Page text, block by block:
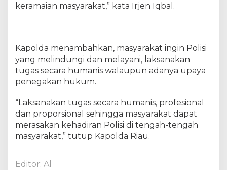
keramaian masyarakat,” kata Irjen Iqbal.
Kapolda menambahkan, masyarakat ingin Polisi
yang melindungi dan melayani, laksanakan
tugas secara humanis walaupun adanya upaya
penegakan hukum.
“Laksanakan tugas secara humanis, profesional
dan proporsional sehingga masyarakat dapat
merasakan kehadiran Polisi di tengah-tengah
masyarakat,” tutup Kapolda Riau.
Editor: Al